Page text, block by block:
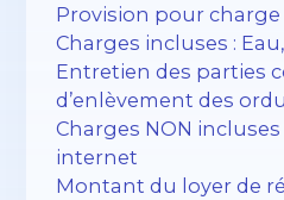
Provision pour charge
Charges incluses :
Entretien des parties
d’enlèvement des
Charges NON
internet
Montant du loyer de